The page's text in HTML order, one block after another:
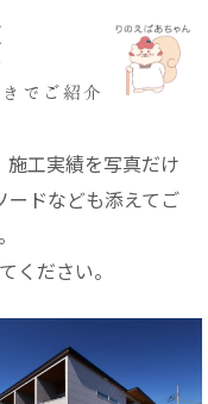
でご紹介
工実績を写真だけ
ードなども添えてご
ください。